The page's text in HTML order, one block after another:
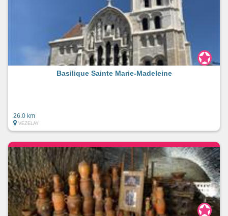
Basilique Sainte Marie-Madeleine
26.0 km
VEZELAY